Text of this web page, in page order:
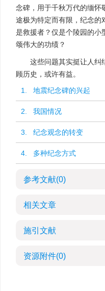
念碑，用于千秋万代的缅怀
途极为特定而有限，纪念的
是救援者？仅是个陵园的小
颂伟大的功绩？
这些问题其实挺让人纠
顾历史，或许有益。
1. 地震纪念碑的兴起
2. 我国情况
3. 纪念观念的转变
4. 多种纪念方式
参考文献(0)
相关文章
施引文献
资源附件(0)